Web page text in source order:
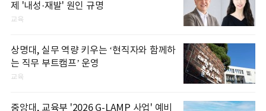
제 '내성·재발' 원인 규명
교육
상명대, 실무 역량 키우는 ‘현직자와 함께하
는 직무 부트캠프’ 운영
교육
중앙대, 교육부 '2026 G-LAMP 사업' 예비